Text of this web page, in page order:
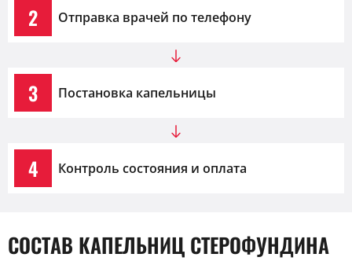
2 Отправка врачей по телефону
3 Постановка капельницы
4 Контроль состояния и оплата
СОСТАВ КАПЕЛЬНИЦ СТЕРОФУНДИНА